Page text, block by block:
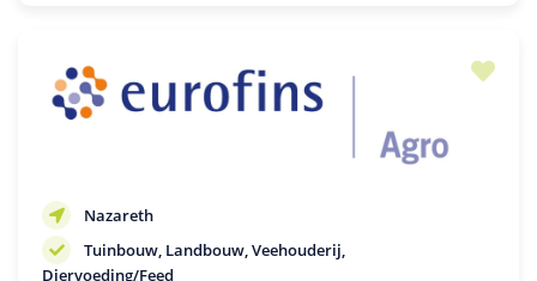
Nazareth
Tuinbouw Landbouw Veehouderij
Diervoeding/Feed